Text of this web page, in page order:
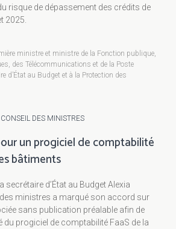
risque de dépassement des crédits de
2025.
ministre et ministre de la Fonction publique,
des Télécommunications et de la Poste
d’État au Budget et à la Protection des
CONSEIL DES MINISTRES
un progiciel de comptabilité
bâtiments
secrétaire d’État au Budget Alexia
ministres a marqué son accord sur
sans publication préalable afin de
du progiciel de comptabilité FaaS de la